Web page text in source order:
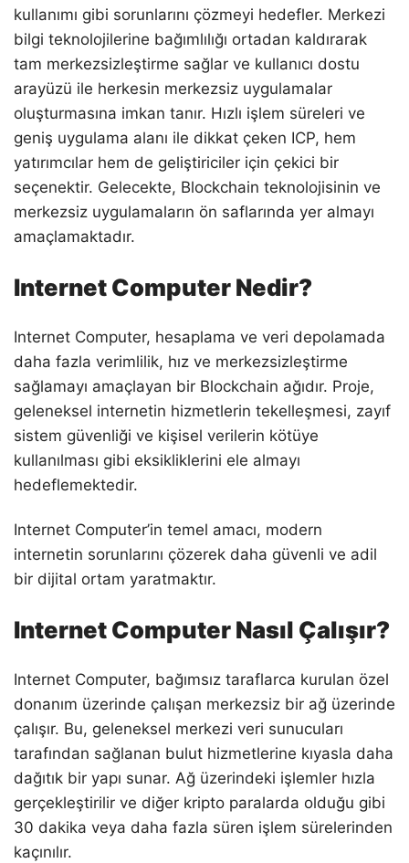
kullanımı gibi sorunlarını çözmeyi hedefler. Merkezi
bilgi teknolojilerine bağımlılığı ortadan kaldırarak
tam merkezsizleştirme sağlar ve kullanıcı dostu
arayüzü ile herkesin merkezsiz uygulamalar
oluşturmasına imkan tanır. Hızlı işlem süreleri ve
geniş uygulama alanı ile dikkat çeken ICP, hem
yatırımcılar hem de geliştiriciler için çekici bir
seçenektir. Gelecekte, Blockchain teknolojisinin ve
merkezsiz uygulamaların ön saflarında yer almayı
amaçlamaktadır.
Internet Computer Nedir?
Internet Computer, hesaplama ve veri depolamada
daha fazla verimlilik, hız ve merkezsizleştirme
sağlamayı amaçlayan bir Blockchain ağıdır. Proje,
geleneksel internetin hizmetlerin tekelleşmesi, zayıf
sistem güvenliği ve kişisel verilerin kötüye
kullanılması gibi eksikliklerini ele almayı
hedeflemektedir.
Internet Computer’in temel amacı, modern
internetin sorunlarını çözerek daha güvenli ve adil
bir dijital ortam yaratmaktır.
Internet Computer Nasıl Çalışır?
Internet Computer, bağımsız taraflarca kurulan özel
donanım üzerinde çalışan merkezsiz bir ağ üzerinde
çalışır. Bu, geleneksel merkezi veri sunucuları
tarafından sağlanan bulut hizmetlerine kıyasla daha
dağıtık bir yapı sunar. Ağ üzerindeki işlemler hızla
gerçekleştirilir ve diğer kripto paralarda olduğu gibi
30 dakika veya daha fazla süren işlem sürelerinden
kaçınılır.